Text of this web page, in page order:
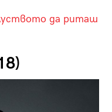
да риташ